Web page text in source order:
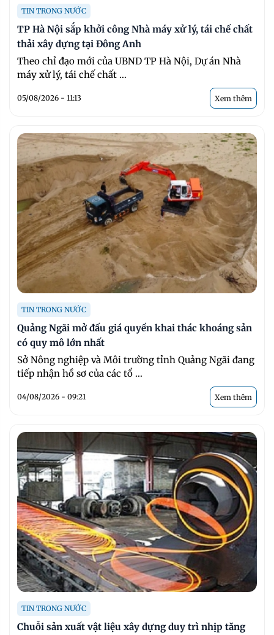
TIN TRONG NƯỚC
TP Hà Nội sắp khởi công Nhà máy xử lý, tái chế chất
thải xây dựng tại Đông Anh
Theo chỉ đạo mới của UBND TP Hà Nội, Dự án Nhà
máy xử lý, tái chế chất ...
05/08/2026 - 11:13 Xem thêm
TIN TRONG NƯỚC
Quảng Ngãi mở đấu giá quyền khai thác khoáng sản
có quy mô lớn nhất
Sở Nông nghiệp và Môi trường tỉnh Quảng Ngãi đang
tiếp nhận hồ sơ của các tổ ...
04/08/2026 - 09:21 Xem thêm
TIN TRONG NƯỚC
Chuỗi sản xuất vật liệu xây dựng duy trì nhịp tăng